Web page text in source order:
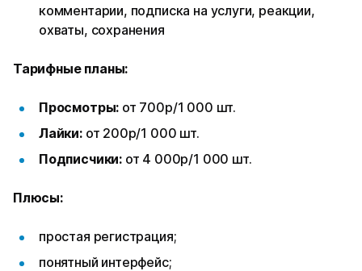
комментарии, подписка на услуги, реакции,
охваты, сохранения
Тарифные планы:
Просмотры: от 700р/1 000 шт.
Лайки: от 200р/1 000 шт.
Подписчики: от 4 000р/1 000 шт.
Плюсы:
простая регистрация;
понятный интерфейс;